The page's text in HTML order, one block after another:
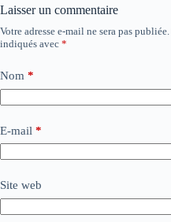
Laisser un commentaire
Votre adresse e-mail ne sera pas publiée.
indiqués avec *
Nom *
E-mail *
Site web